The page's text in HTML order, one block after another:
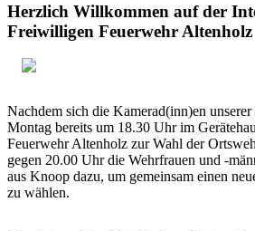
Herzlich Willkommen auf der
Freiwilligen Feuerwehr Altenholz
Nachdem sich die Kamerad(inn)en
Montag bereits um 18.30 Uhr im
Feuerwehr Altenholz zur Wahl der
gegen 20.00 Uhr die Wehrfrauen und -
aus Knoop dazu, um gemeinsam einen
zu wählen.